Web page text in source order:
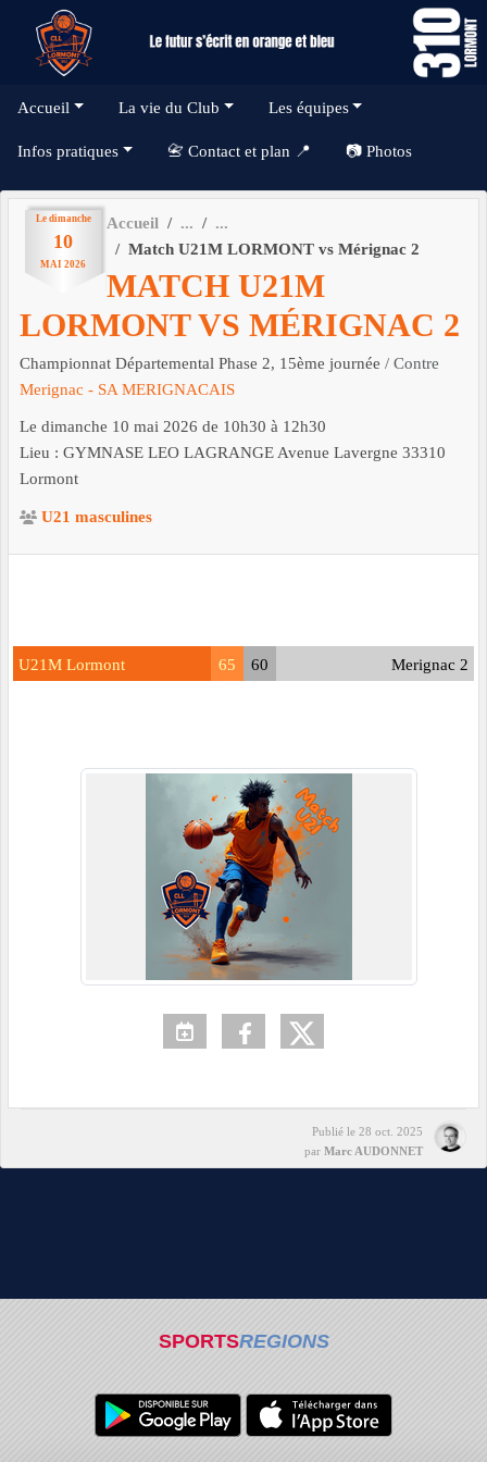
Accueil La vie du Club Les équipes
Infos pratiques 📇 Contact et plan 📍 📷 Photos
Le dimanche
10
MAI 2026
Accueil
Match U21M LORMONT vs Mérignac 2
MATCH U21M
LORMONT VS MÉRIGNAC 2
Championnat Départemental Phase 2, 15ème journée / Contre
Merignac - SA MERIGNACAIS
Le dimanche 10 mai 2026 de 10h30 à 12h30
Lieu : GYMNASE LEO LAGRANGE Avenue Lavergne 33310
Lormont
U21 masculines
U21M Lormont 65 60 Merignac 2
Publié le 28 oct. 2025
par Marc AUDONNET
SPORTSREGIONS
Panneau de gestion des cookies